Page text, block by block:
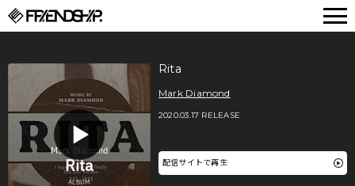
Rita
Mark Diamond
2020.03.17 RELEASE
配信サイトで再生